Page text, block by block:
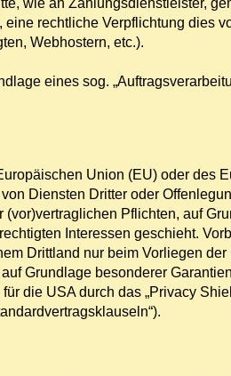
rechtliche Verpflichtung dies
Webhostern, etc.).
eines sog.
Union (EU) oder des
Diensten Dritter oder
Pflichten, auf
Interessen geschieht.
Drittland nur beim Vorliegen
Grundlage besonderer
die USA durch das „Privacy